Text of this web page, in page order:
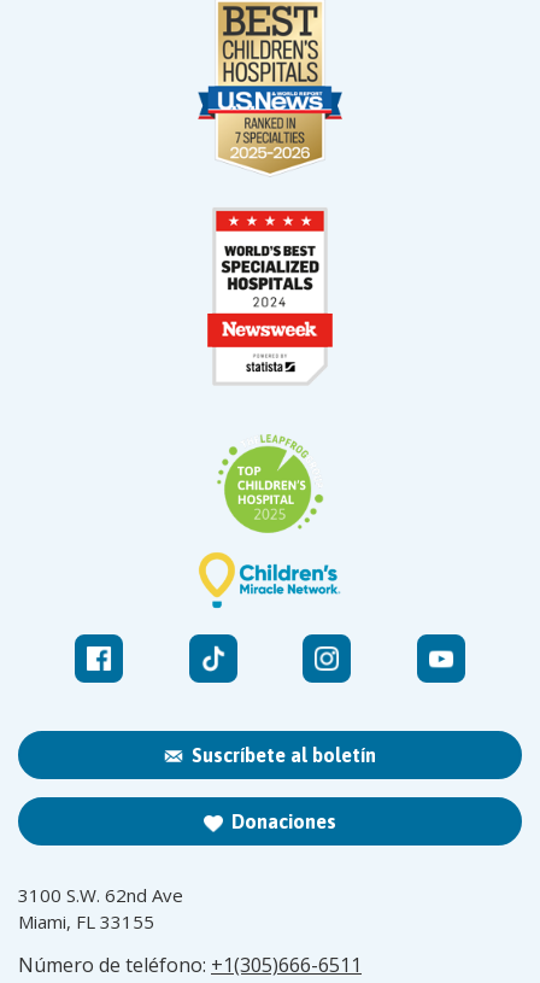
Suscríbete al boletín
Donaciones
3100 S.W. 62nd Ave
Miami, FL 33155
Número de teléfono: +1(305)666-6511